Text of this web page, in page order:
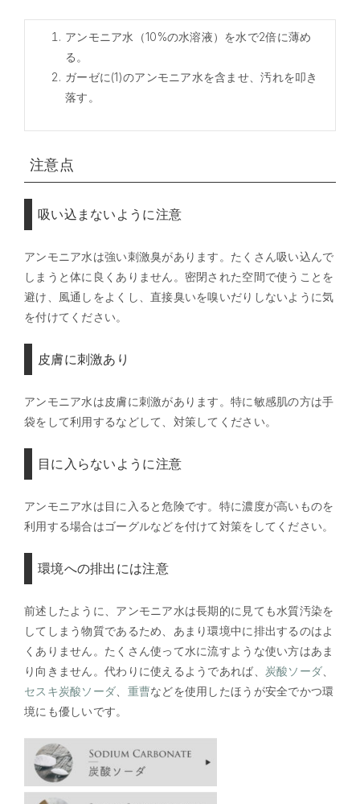
アンモニア水（10%の水溶液）を水で2倍に薄め
る。
ガーゼに(1)のアンモニア水を含ませ、汚れを叩き
落す。
注意点
吸い込まないように注意
アンモニア水は強い刺激臭があります。たくさん吸い込んで
しまうと体に良くありません。密閉された空間で使うことを
避け、風通しをよくし、直接臭いを嗅いだりしないように気
を付けてください。
皮膚に刺激あり
アンモニア水は皮膚に刺激があります。特に敏感肌の方は手
袋をして利用するなどして、対策してください。
目に入らないように注意
アンモニア水は目に入ると危険です。特に濃度が高いものを
利用する場合はゴーグルなどを付けて対策をしてください。
環境への排出には注意
前述したように、アンモニア水は長期的に見ても水質汚染を
してしまう物質であるため、あまり環境中に排出するのはよ
くありません。たくさん使って水に流すような使い方はあま
り向きません。代わりに使えるようであれば、 炭酸ソーダ
セスキ炭酸ソーダ
重曹などを使用したほうが安全でかつ環
境にも優しいです。